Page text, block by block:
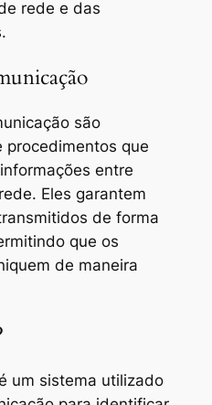
rede e das
são
procedimentos que
entre
Eles garantem
de forma
que os
de maneira
um sistema utilizado